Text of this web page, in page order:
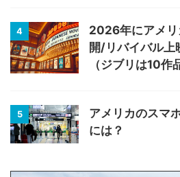
4
2026年にアメリ
開/リバイバル上
（ジブリは10作
5
アメリカのスマ
には？